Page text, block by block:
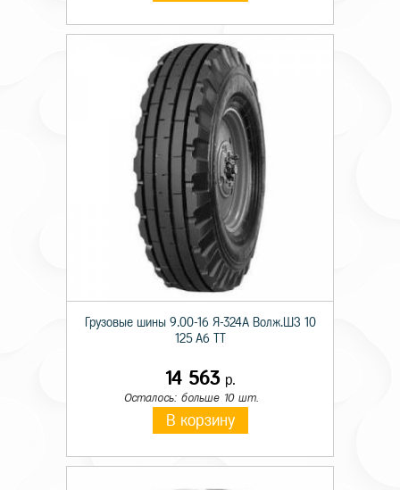
Грузовые шины 9.00-16 Я-324А Волж.ШЗ 10
125 A6 TT
14 563р.
Осталось: больше 10 шт.
В корзину